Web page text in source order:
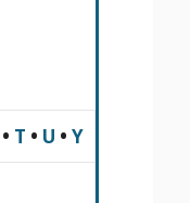
• T • U • Y